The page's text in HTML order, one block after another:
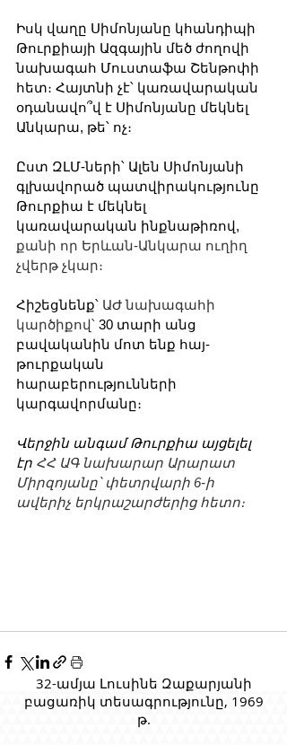
Իսկ վաղը Սիմոնյանը կհանդիպի
Թուրքիայի Ազգային մեծ ժողովի
նախագահ Մուստաֆա Շենթոփի
հետ։ Հայտնի չէ՝ կառավարական
օդանավո՞վ է Սիմոնյանը մեկնել
Անկարա, թե՝ ոչ։
Ըստ ԶԼՄ-ների՝ Ալեն Սիմոնյանի
գլխավորած պատվիրակությունը
Թուրքիա է մեկնել
կառավարական ինքնաթիռով,
քանի որ Երևան-Անկարա ուղիղ
չվերթ չկար։
Հիշեցնենք՝ ԱԺ նախագահի
կարծիքով՝ 30 տարի անց
բավականին մոտ ենք հայ-
թուրքական
հարաբերությունների
կարգավորմանը։
Վերջին անգամ Թուրքիա այցելել
էր ՀՀ ԱԳ նախարար Արարատ
Միրզոյանը՝ փետրվարի 6-ի
ավերիչ երկրաշարժերից հետո։
32-ամյա Լուսինե Զաքարյանի
բացառիկ տեսագրությունը, 1969
թ.